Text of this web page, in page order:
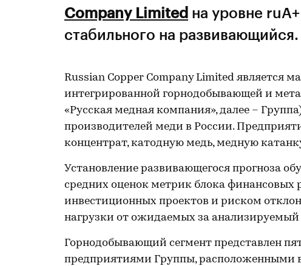
Company Limited на уровне
стабильного на развивающийся.
Russian Copper Company Limited является
интегрированной горнодобывающей и
«Русская медная компания», далее –
производителей меди в России.
концентрат, катодную медь, медную
Установление развивающегося прогноза
средних оценок метрик блока финансовых
инвестиционных проектов и риском
нагрузки от ожидаемых за
Горнодобывающий сегмент представлен
предприятиями Группы, расположенными